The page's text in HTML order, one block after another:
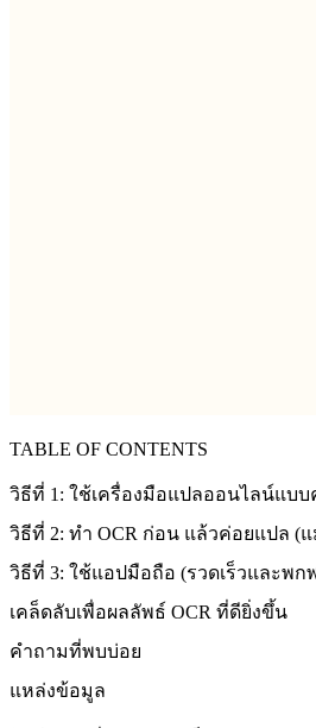
TABLE OF CONTENTS
วิธีที่ 1: ใช้เครื่องมือแปลออนไลน์แบบ
วิธีที่ 2: ทำ OCR ก่อน แล้วค่อยแปล (
วิธีที่ 3: ใช้แอปมือถือ (รวดเร็วและพก
เคล็ดลับเพื่อผลลัพธ์ OCR ที่ดียิ่งขึ้น
คำถามที่พบบ่อย
แหล่งข้อมูล